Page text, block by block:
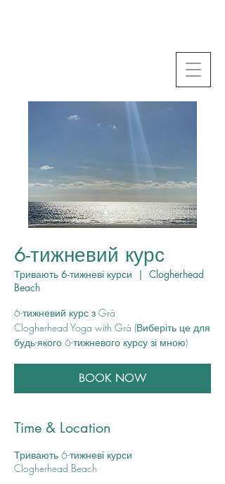
6-тижневий курс
Тривають 6-тижневі курси
  |
Clogherhead
Beach
6-тижневий курс з Grá
Clogherhead Yoga with Grá (Виберіть це для
будь-якого 6-тижневого курсу зі мною)
BOOK NOW
Time & Location
Тривають 6-тижневі курси
Clogherhead Beach